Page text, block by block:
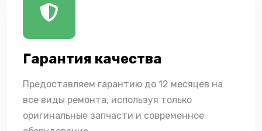
Гарантия качества
Предоставляем гарантию до 12 месяцев на
все виды ремонта, используя только
оригинальные запчасти и современное